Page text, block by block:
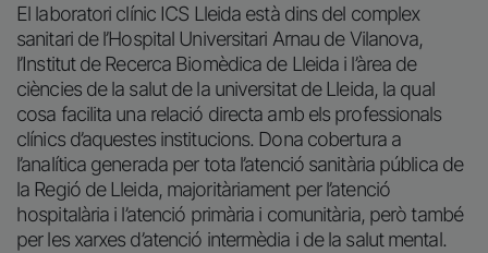
El laboratori clínic ICS Lleida està dins del complex
sanitari de l’Hospital Universitari Arnau de Vilanova,
l’Institut de Recerca Biomèdica de Lleida i l’àrea de
ciències de la salut de la universitat de Lleida, la qual
cosa facilita una relació directa amb els professionals
clínics d’aquestes institucions. Dona cobertura a
l’analítica generada per tota l’atenció sanitària pública de
la Regió de Lleida, majoritàriament per l’atenció
hospitalària i l’atenció primària i comunitària, però també
per les xarxes d’atenció intermèdia i de la salut mental.